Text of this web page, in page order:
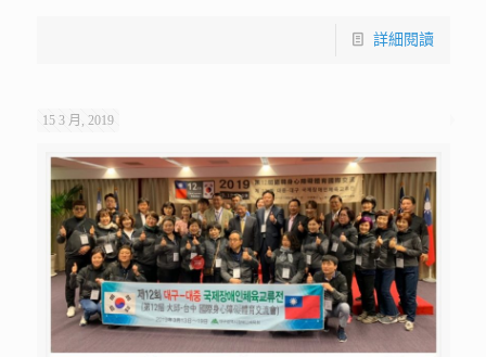
詳細閱讀
15 3 月, 2019